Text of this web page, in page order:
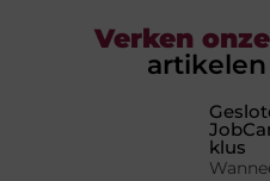
Verken
klus